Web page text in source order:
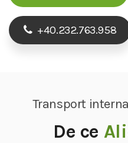
+40.232.763.958
Transport
De ce